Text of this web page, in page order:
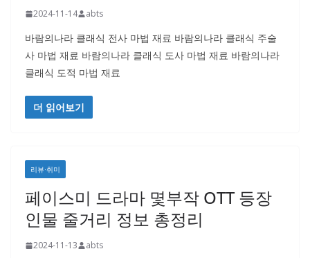
2024-11-14 abts
바람의나라 클래식 전사 마법 재료 바람의나라 클래식 주술
사 마법 재료 바람의나라 클래식 도사 마법 재료 바람의나라
클래식 도적 마법 재료
더 읽어보기
리뷰·취미
페이스미 드라마 몇부작 OTT 등장
인물 줄거리 정보 총정리
2024-11-13 abts